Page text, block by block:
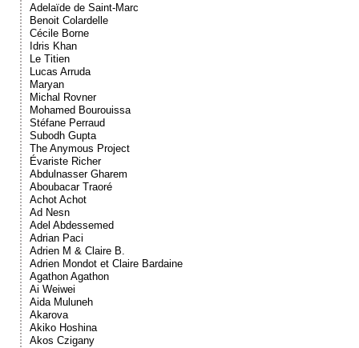
Adelaïde de Saint-Marc
Benoit Colardelle
Cécile Borne
Idris Khan
Le Titien
Lucas Arruda
Maryan
Michal Rovner
Mohamed Bourouissa
Stéfane Perraud
Subodh Gupta
The Anymous Project
Évariste Richer
Abdulnasser Gharem
Aboubacar Traoré
Achot Achot
Ad Nesn
Adel Abdessemed
Adrian Paci
Adrien M & Claire B.
Adrien Mondot et Claire Bardaine
Agathon Agathon
Ai Weiwei
Aida Muluneh
Akarova
Akiko Hoshina
Akos Czigany